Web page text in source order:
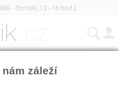
- čtvrtek, 13 - 18 hod.)
záleží